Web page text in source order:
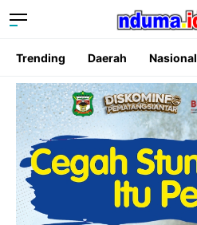
Trending Daerah Nasional